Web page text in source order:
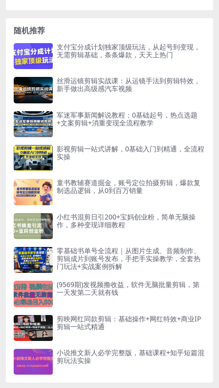
随机推荐
支付宝分成计划独家顶级玩法，从起号到变现，
无需剪辑基础，条条爆款，天天上热门
丝滑运镜剪辑实战课：从运镜手法到剪辑特效，
新手做出高级感汽车视频
军迷军事新闻解说教程：0基础起号，热点选题
+文案剪辑+消重变现全流程教学
影视剪辑一站式讲解，0基础入门到精通，全流程
实操
童书教辅赛道掘金，账号定位拍摄剪辑，爆款复
制选品逻辑，从0到百万销量
小红书混剪日引200+宝妈创业粉，简单无脑操
作，多种变现详细教程
零基础书单号全流程｜从图片生成、音频制作、
剪辑成片到账号发布，手把手实操教学，全套热
门玩法+实战案例拆解
(9569期)发视频撸收益，软件无脑批量剪辑，第
一天发第二天就有钱
剪映网红同款剪辑：基础操作+网红特效+商业IP
剪辑一站式精通
小说推文新人必学完整版，基础课程+知乎短篇混
剪玩法实操